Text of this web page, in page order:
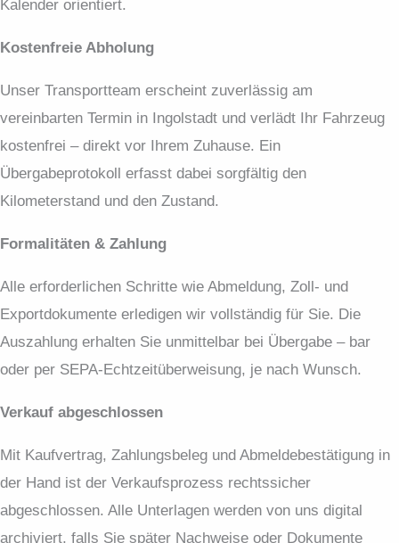
Kalender orientiert.
Kostenfreie Abholung
Unser Transportteam erscheint zuverlässig am
vereinbarten Termin in Ingolstadt und verlädt Ihr Fahrzeug
kostenfrei – direkt vor Ihrem Zuhause. Ein
Übergabeprotokoll erfasst dabei sorgfältig den
Kilometerstand und den Zustand.
Formalitäten & Zahlung
Alle erforderlichen Schritte wie Abmeldung, Zoll- und
Exportdokumente erledigen wir vollständig für Sie. Die
Auszahlung erhalten Sie unmittelbar bei Übergabe – bar
oder per SEPA-Echtzeitüberweisung, je nach Wunsch.
Verkauf abgeschlossen
Mit Kaufvertrag, Zahlungsbeleg und Abmeldebestätigung in
der Hand ist der Verkaufsprozess rechtssicher
abgeschlossen. Alle Unterlagen werden von uns digital
archiviert, falls Sie später Nachweise oder Dokumente